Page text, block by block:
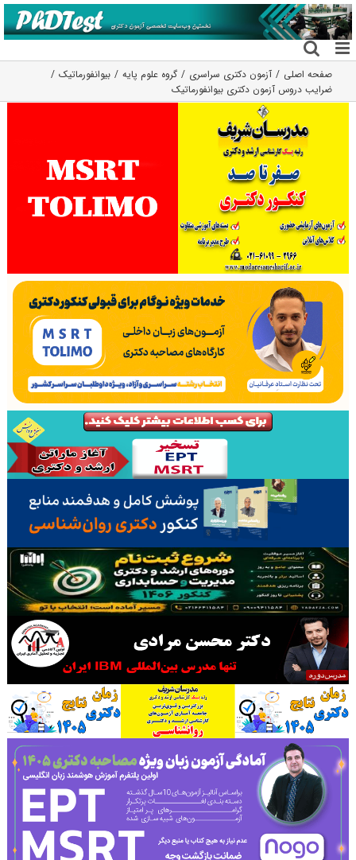
رفتن
به
محتوا
صفحه اصلی آزمون دکتری سراسری گروه علوم پايه
بیوانفورماتیک
ضرایب دروس آزمون دکتری بیوانفورماتیک